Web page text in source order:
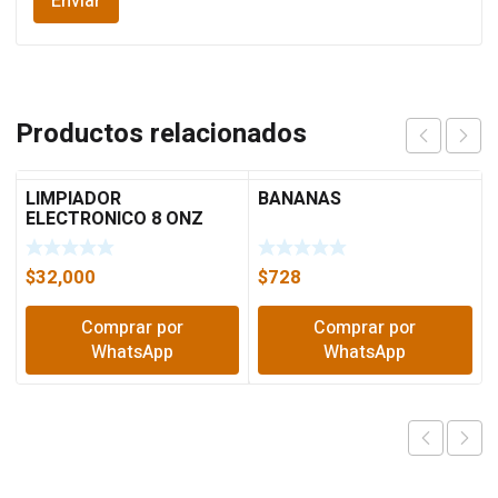
Productos relacionados
LIMPIADOR
ELECTRONICO 8 ONZ
235CC CRC
$32,000
Comprar por
WhatsApp
BANANAS
$728
Comprar por
WhatsApp